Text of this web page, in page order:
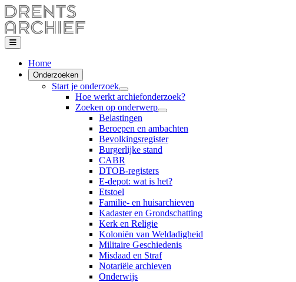
Home
Onderzoeken
Start je onderzoek
Hoe werkt archiefonderzoek?
Zoeken op onderwerp
Belastingen
Beroepen en ambachten
Bevolkingsregister
Burgerlijke stand
CABR
DTOB-registers
E-depot: wat is het?
Etstoel
Familie- en huisarchieven
Kadaster en Grondschatting
Kerk en Religie
Koloniën van Weldadigheid
Militaire Geschiedenis
Misdaad en Straf
Notariële archieven
Onderwijs